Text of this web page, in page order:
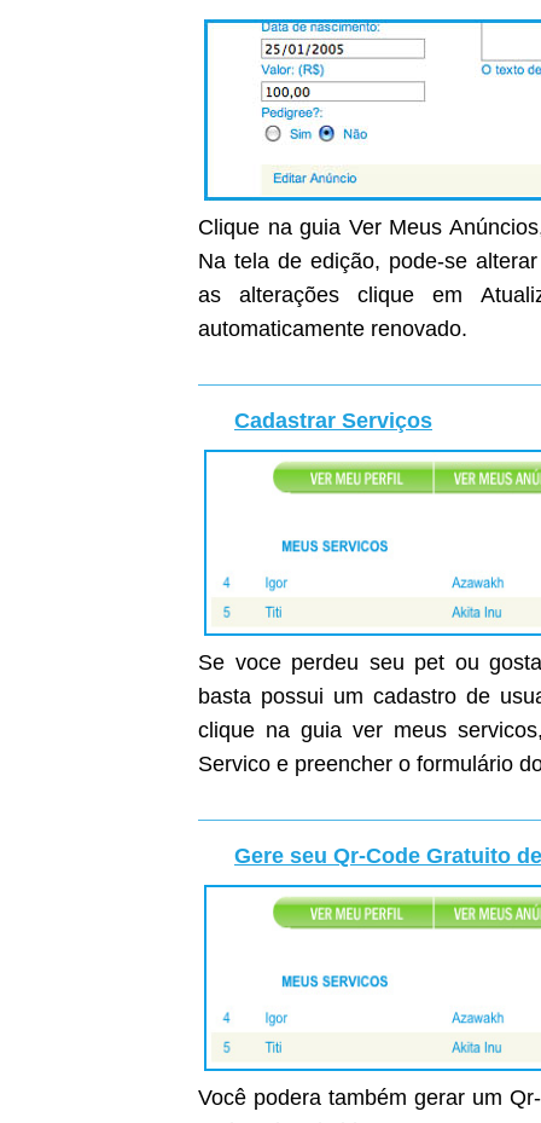
Clique na guia Ver Meus
Na tela de edição, pode-se
as alterações clique em
automaticamente renovado.
Cadastrar Serviços
Se voce perdeu seu pet ou
basta possui um cadastro de
clique na guia ver meus
Servico e preencher o formulário
Gere seu Qr-Code Gratuito
Você podera também gerar um